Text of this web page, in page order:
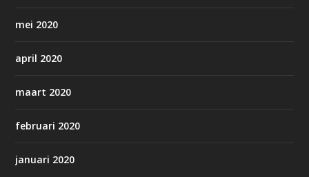
mei 2020
april 2020
maart 2020
februari 2020
januari 2020